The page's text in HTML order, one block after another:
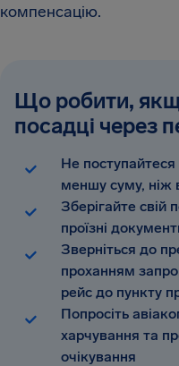
компенсацію.
Що робити,
посадці через
Не
меншу суму, ніж
Зберігайте свій
проїзні
Зверніться до
проханням
рейс до пункту
Попросіть
харчування та
очікування